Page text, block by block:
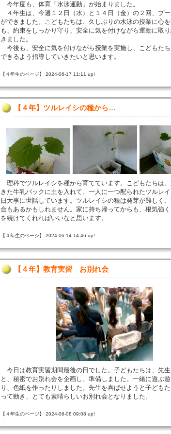
今年度も、体育「水泳運動」が始まりました。
４年生は、今週１２日（水）と１４日（金）の２回、プー
ができました。こどもたちは、久しぶりの水泳の授業に心
も、約束をしっかり守り、安全に気を付けながら運動に取
きました。
今後も、安全に気を付けながら授業を実施し、こどもた
できるよう指導していきたいと思います。
【４年生のページ】 2024-06-17 11:11 up!
【４年】ツルレイシの種から…
理科でツルレイシを種から育てています。こどもたちは
きた牛乳パックに土を入れて、一人に一つ配られたツルレ
日大事に世話しています。ツルレイシの種は発芽が難しく
合もあるかもしれません。家に持ち帰ってからも、根気強
を続けてくれればいいなと思います。
【４年生のページ】 2024-06-14 14:46 up!
【４年】教育実習 お別れ会
今日は教育実習期間最後の日でした。子どもたちは、先生
と、秘密でお別れ会を企画し、準備しました。一緒に遊ぶ
り、色紙を作ったりしました。先生を喜ばせようと子ども
って動き、とても素晴らしいお別れ会となりました。
【４年生のページ】 2024-06-08 09:08 up!